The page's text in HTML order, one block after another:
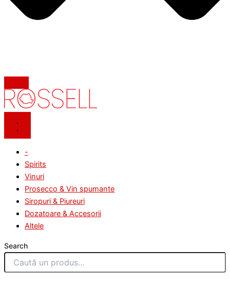
-
Spirits
Vinuri
Prosecco & Vin spumante
Siropuri & Piureuri
Dozatoare & Accesorii
Altele
Search